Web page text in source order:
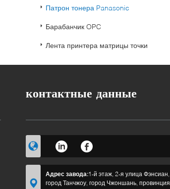
Патрон тонера Panasonic
Барабанчик OPC
Лента принтера матрицы точки
контактные данные
Адрес завода:1-й этаж, 2-я улица Фэнсиан,
город Танчжоу, город Чжоншань, провинция